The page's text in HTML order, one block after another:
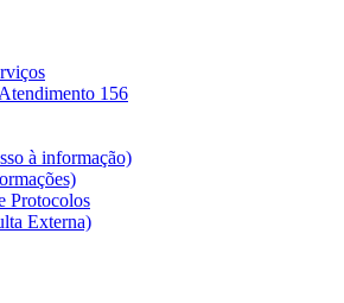
156
à informação)
Protocolos
Externa)